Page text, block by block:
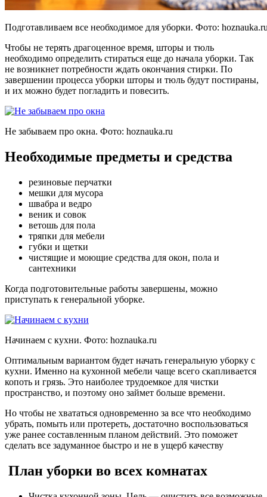
Подготавливаем все необходимое для уборки. Фото:
Чтобы не терять драгоценное время, шторы и тюль
необходимо определить стираться еще до начала уборки. Так
не возникнет потребности ждать окончания стирки. По
завершении процесса уборки шторы и тюль будут постираны,
и их можно будет погладить и повесить.
Не забываем про окна. Фото: hoznauka.ru
Необходимые предметы и средства
резиновые перчатки
мешки для мусора
швабра и ведро
веник и совок
ветошь для пола
тряпки для мебели
губки и щетки
чистящие и моющие средства для окон, пола и
сантехники
Когда подготовительные работы завершены, можно
приступать к генеральной уборке.
Начинаем с кухни. Фото: hoznauka.ru
Оптимальным вариантом будет начать генеральную уборку с
кухни. Именно на кухонной мебели чаще всего скапливается
копоть и грязь. Это наиболее трудоемкое для чистки
пространство, и поэтому оно займет больше времени.
Но чтобы не хвататься одновременно за все что необходимо
убрать, помыть или протереть, достаточно воспользоваться
уже ранее составленным планом действий. Это поможет
сделать все задуманное быстро и не в ущерб качеству
План уборки во всех комнатах